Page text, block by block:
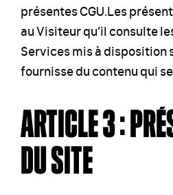
présentes CGU.Les
au Visiteur qu’il consulte
Services mis à disposition
fournisse du contenu qui
ARTICLE 3 :
DU SITE